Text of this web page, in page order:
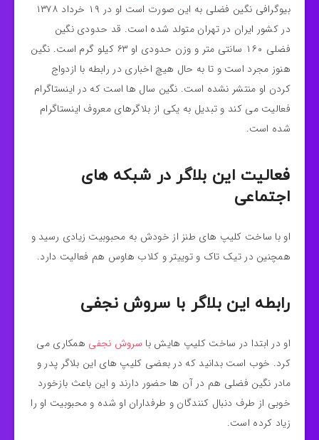
بیوگرافی نگین فضلی به این صورت است او در ۱۹ خرداد ۱۳۷۸
در کشور ایران در تهران متولد شده است. قد حدودی نگین
فضلی ۱۶۰ سانتی متر و وزن حدودی او ۶۳ کیلو گرم است. نگین
هنوز مجرد است و تا به حال هیچ اخباری در رابطه با ازدواج
کردن او منتشر نشده است. نگین سال ها است که در اینستاگرام
فعالیت می کند و تبدیل به یکی از بلاگرهای معروف اینستاگرام
شده است.
فعالیت این بلاگر در شبکه های
اجتماعی
او با ساخت کلیپ های طنز از خودش به محبوبیت زیادی رسید و
همچنین در تیک تاک و توییتر و کلاب هاوس هم فعالیت دارد.
رابطه این بلاگر با سروش نجفی
او در ابتدا در ساخت کلیپ هایش با سروش نجفی همکاری می
کرد. خوب است بدانید که در بعضی کلیپ های این بلاگر پدر و
مادر نگین فضلی هم در آن ها حضور دارند و این باعث بازخورد
خوبی از طرف دنبال کنندگان و طرفداران او شده و محبوبیت او را
زیاد کرده است.